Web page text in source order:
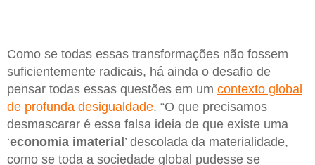
Como se todas essas transformações não fossem
suficientemente radicais, há ainda o desafio de
pensar todas essas questões em um contexto global
de profunda desigualdade. “O que precisamos
desmascarar é essa falsa ideia de que existe uma
‘economia imaterial ’ descolada da materialidade,
como se toda a sociedade global pudesse se